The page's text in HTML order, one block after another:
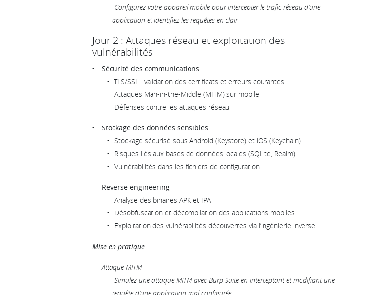
Configurez votre appareil mobile pour intercepter le trafic réseau d’une
application et identifiez les requêtes en clair
Jour 2 : Attaques réseau et exploitation des
vulnérabilités
Sécurité des communications
TLS/SSL : validation des certificats et erreurs courantes
Attaques Man-in-the-Middle (MITM) sur mobile
Défenses contre les attaques réseau
Stockage des données sensibles
Stockage sécurisé sous Android (Keystore) et iOS (Keychain)
Risques liés aux bases de données locales (SQLite, Realm)
Vulnérabilités dans les fichiers de configuration
Reverse engineering
Analyse des binaires APK et IPA
Désobfuscation et décompilation des applications mobiles
Exploitation des vulnérabilités découvertes via l’ingénierie inverse
Mise en pratique :
Attaque MITM
Simulez une attaque MITM avec Burp Suite en interceptant et modifiant une
requête d’une application mal configurée